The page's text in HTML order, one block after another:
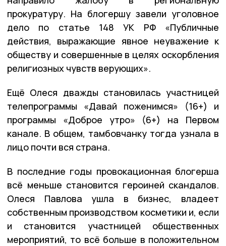
прокуратуру. На блогершу завели уголовное
дело по статье 148 УК РФ «Публичныe
действия, выражающие явное неуважение к
обществу и совершенные в целях оскорбления
религиозных чувств верующих».
Ещё Олеся дважды становилась участницей
телепрограммы «Давай поженимся» (16+) и
программы «Доброе утро» (6+) на Первом
канале. В общем, тамбовчанку тогда узнала в
лицо почти вся страна.
В последние годы провокационная блогерша
всё меньше становится героиней скандалов.
Олеся Павлова ушла в бизнес, владеет
собственным производством косметики и, если
и становится участницей общественных
мероприятий, то всё больше в положительном